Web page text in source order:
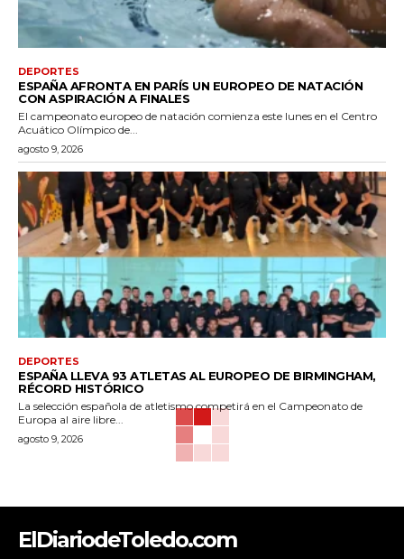
DEPORTES
ESPAÑA AFRONTA EN PARÍS UN EUROPEO DE NATACIÓN
CON ASPIRACIÓN A FINALES
El campeonato europeo de natación comienza este lunes en el Centro
Acuático Olímpico de...
agosto 9, 2026
DEPORTES
ESPAÑA LLEVA 93 ATLETAS AL EUROPEO DE BIRMINGHAM,
RÉCORD HISTÓRICO
La selección española de atletismo competirá en el Campeonato de
Europa al aire libre...
agosto 9, 2026
ElDiariodeToledo.com